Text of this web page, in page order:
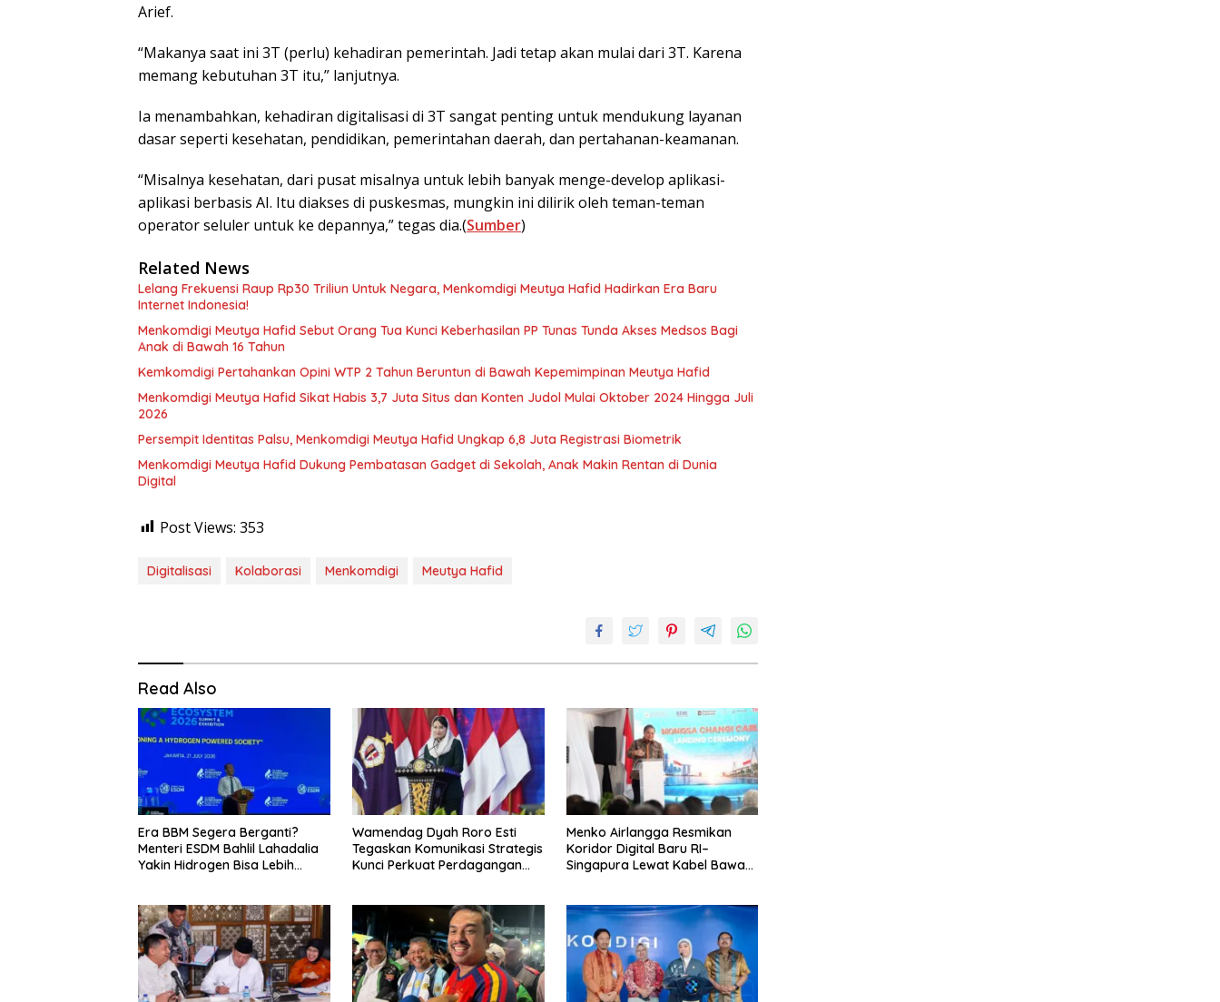
Arief.
“Makanya saat ini 3T (perlu) kehadiran pemerintah. Jadi tetap akan mulai dari 3T. Karena
memang kebutuhan 3T itu,” lanjutnya.
Ia menambahkan, kehadiran digitalisasi di 3T sangat penting untuk mendukung layanan
dasar seperti kesehatan, pendidikan, pemerintahan daerah, dan pertahanan-keamanan.
“Misalnya kesehatan, dari pusat misalnya untuk lebih banyak menge-develop aplikasi-
aplikasi berbasis AI. Itu diakses di puskesmas, mungkin ini dilirik oleh teman-teman
operator seluler untuk ke depannya,” tegas dia.(Sumber)
Related News
Lelang Frekuensi Raup Rp30 Triliun Untuk Negara, Menkomdigi Meutya Hafid Hadirkan Era Baru
Internet Indonesia!
Menkomdigi Meutya Hafid Sebut Orang Tua Kunci Keberhasilan PP Tunas Tunda Akses Medsos Bagi
Anak di Bawah 16 Tahun
Kemkomdigi Pertahankan Opini WTP 2 Tahun Beruntun di Bawah Kepemimpinan Meutya Hafid
Menkomdigi Meutya Hafid Sikat Habis 3,7 Juta Situs dan Konten Judol Mulai Oktober 2024 Hingga Juli
2026
Persempit Identitas Palsu, Menkomdigi Meutya Hafid Ungkap 6,8 Juta Registrasi Biometrik
Menkomdigi Meutya Hafid Dukung Pembatasan Gadget di Sekolah, Anak Makin Rentan di Dunia
Digital
Post Views: 353
Digitalisasi Kolaborasi Menkomdigi Meutya Hafid
Read Also
Era BBM Segera Berganti?
Menteri ESDM Bahlil Lahadalia
Yakin Hidrogen Bisa Lebih
Wamendag Dyah Roro Esti
Tegaskan Komunikasi Strategis
Kunci Perkuat Perdagangan
Menko Airlangga Resmikan
Koridor Digital Baru RI–
Singapura Lewat Kabel Bawah